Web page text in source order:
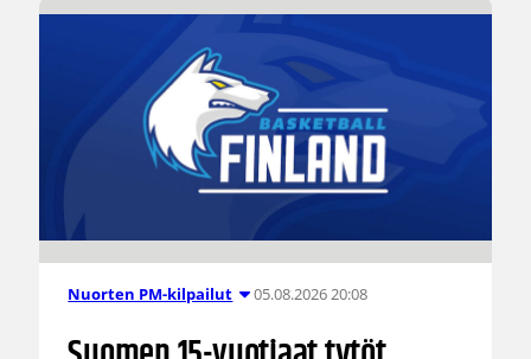
Nuorten PM-kilpailut 05.08.2026 20:08